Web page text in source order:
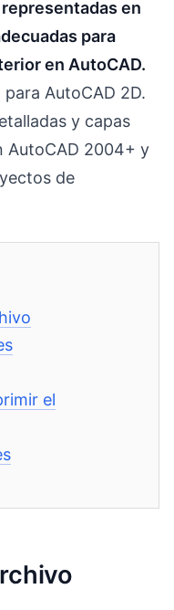
en
para
en AutoCAD.
AutoCAD 2D.
y capas
AutoCAD 2004+ y
de
el